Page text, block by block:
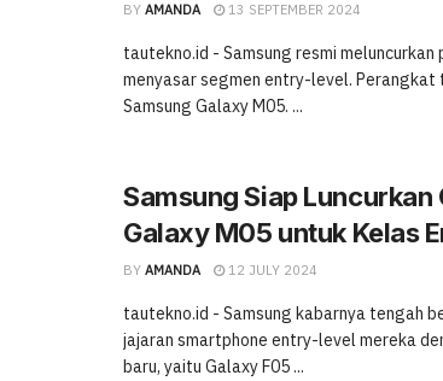
BY AMANDA 13 SEPTEMBER 2024
tautekno.id - Samsung resmi
menyasar segmen entry-level. Perangkat
Samsung Galaxy M05. ...
Samsung Siap Luncurkan
Galaxy M05 untuk Kelas
BY AMANDA 12 JULY 2024
tautekno.id - Samsung kabarnya tengah
jajaran smartphone entry-level mereka
baru, yaitu Galaxy F05 ...